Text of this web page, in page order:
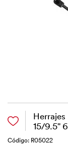
15/9.5"
Código: R05022